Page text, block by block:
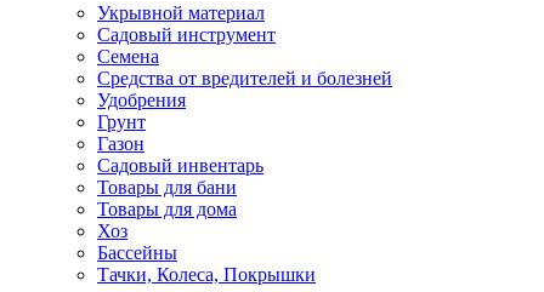
Укрывной материал
Садовый инструмент
Семена
Средства от вредителей и болезней
Удобрения
Грунт
Газон
Садовый инвентарь
Товары для бани
Товары для дома
Хоз
Бассейны
Тачки, Колеса, Покрышки